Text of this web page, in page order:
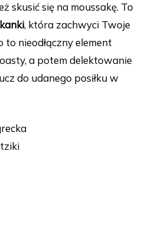
skusić się na moussakę. To
, która zachwyci Twoje
to nieodłączny element
a potem delektowanie
do udanego posiłku w